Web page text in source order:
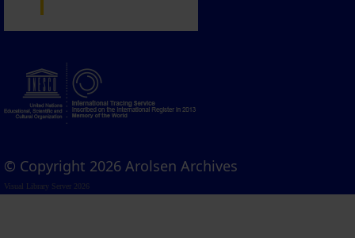
© Copyright 2026 Arolsen Archives
Visual Library Server 2026